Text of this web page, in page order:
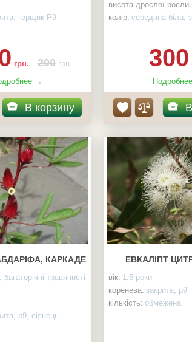
горщик Р9
грн. 200грн.
→
В корзину
висота дрослої
колір: середина біла,
300
КАРКАДЕ
багаторічні травянисті
р9, сіянець
ЕВКАЛІПТ
вік: 1,5 роки
коренева: закрита, р9
кількість: обмежена